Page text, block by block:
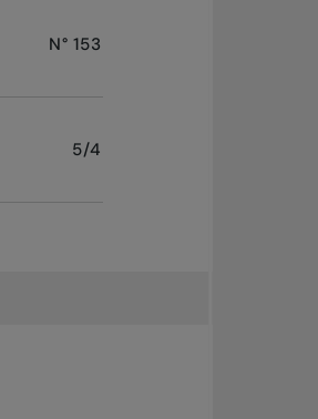
N° 153
5/4